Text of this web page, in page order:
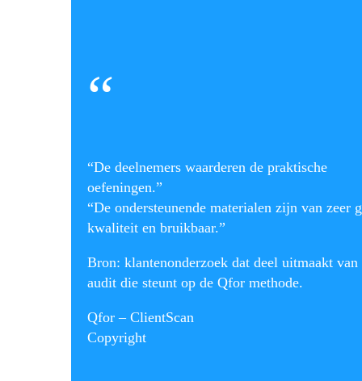
“
“De deelnemers waarderen de praktische
oefeningen.”
“De ondersteunende materialen zijn van zeer
kwaliteit en bruikbaar.”
Bron: klantenonderzoek dat deel uitmaakt van
audit die steunt op de Qfor methode.
Qfor – ClientScan
Copyright